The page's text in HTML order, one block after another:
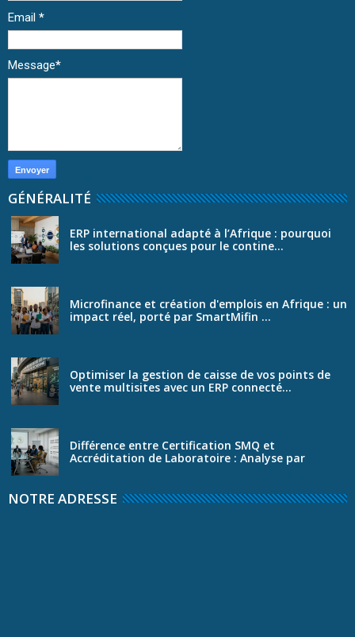
Email *
Message*
GÉNÉRALITÉ
ERP international adapté à l’Afrique : pourquoi
les solutions conçues pour le contine...
Microfinance et création d'emplois en Afrique : un
impact réel, porté par SmartMifin ...
Optimiser la gestion de caisse de vos points de
vente multisites avec un ERP connecté...
Différence entre Certification SMQ et
Accréditation de Laboratoire : Analyse par
NOTRE ADRESSE